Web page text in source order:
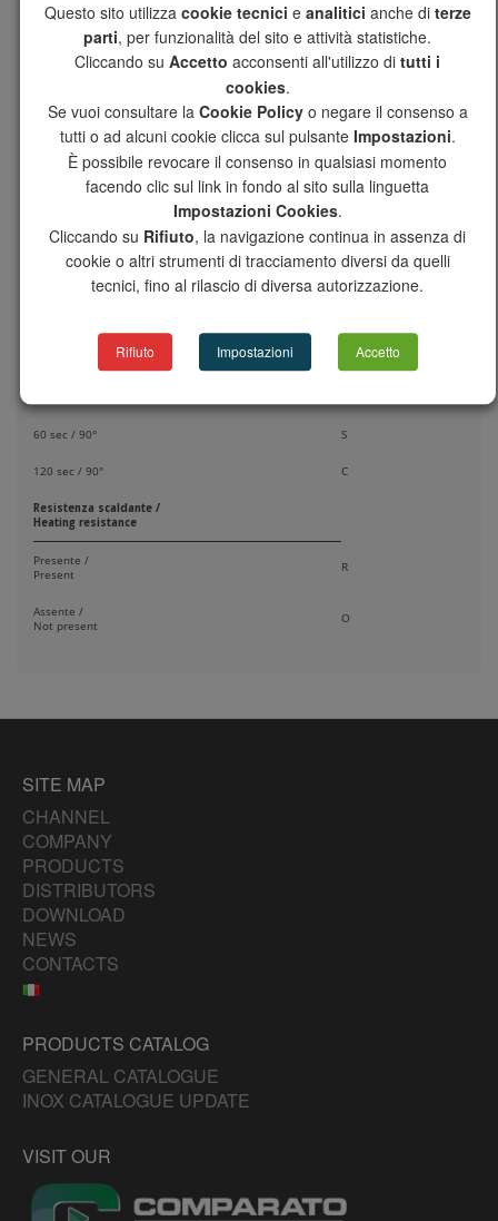
Presente in apertura / When opening A
Presente in chiusura / When closing C
Presente in posizione intermedia /
In the intermediate position
I
Assente /
Not present
O
Apertura manuale di emergenza /
Emergency Manual Opening
Presente /
A
60 sec / 90° S
120 sec / 90° C
Resistenza scaldante /
Heating resistance
Presente /
Present
R
Assente /
Not present
O
SITE MAP
CHANNEL
COMPANY
PRODUCTS
DISTRIBUTORS
DOWNLOAD
NEWS
CONTACTS
PRODUCTS CATALOG
GENERAL CATALOGUE
INOX CATALOGUE UPDATE
VISIT OUR
Questo sito utilizza cookie tecnici e analitici anche di terze
parti, per funzionalità del sito e attività statistiche.
Cliccando su Accetto acconsenti all'utilizzo di tutti i
cookies.
Se vuoi consultare la Cookie Policyo negare il consenso a
tutti o ad alcuni cookie clicca sul pulsante Impostazioni.
È possibile revocare il consenso in qualsiasi momento
facendo clic sul link in fondo al sito sulla linguetta
Impostazioni Cookies.
Cliccando su Rifiuto, la navigazione continua in assenza di
cookie o altri strumenti di tracciamento diversi da quelli
tecnici, fino al rilascio di diversa autorizzazione.
Rifiuto Impostazioni Accetto